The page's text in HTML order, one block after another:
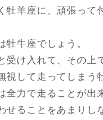
牡羊座に、頑張って
牡牛座でしょう。
受け入れて、その上
視して走ってしまう
全力で走ることが出
せることをあまりし